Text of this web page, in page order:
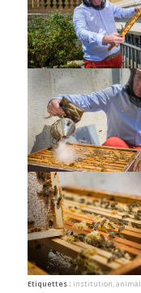
Etiquettes : institution,animal